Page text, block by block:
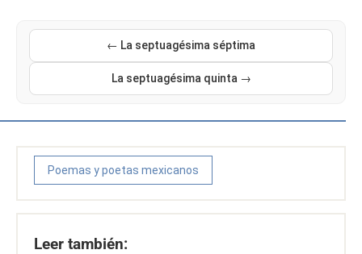
← La septuagésima séptima
La septuagésima quinta →
Poemas y poetas mexicanos
Leer también: